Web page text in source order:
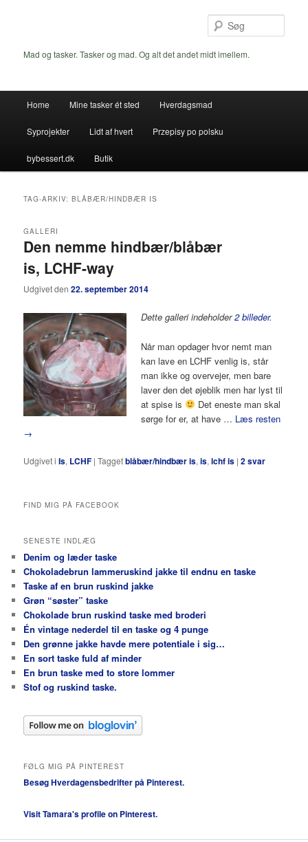
indhold
indholdMad og tasker. Tasker og mad. Og alt det andet midt imellem.
Home Mine tasker ét sted Hverdagsmad
Syprojekter Lidt af hvert Przepisy po polsku
bybessert.dk Butik
TAG-ARKIV:BLÅBÆR/HINDBÆR IS
Den nemme hindbær/blåbær
is, LCHF-way
GALLERI
Udgivet den22. september 2014
Dette galleri indeholder2 billeder.
Når man opdager hvor nemt man
kan lave en LCHF venlig is, står
man ikke og overvejer, men bare
laver den det øjeblik men har lyst til
at spise is
Det eneste man skal
sørge for er, at have … Læs resten
→
Udgivet i Is, LCHF |Taggetblåbær/hindbær is,is,lchf is |2svar
FIND MIG PÅ FACEBOOK
SENESTE INDLÆG
Denim og læder taske
Chokoladebrun lammeruskind jakke til endnu en taske
Taske af en brun ruskind jakke
Grøn “søster” taske
Chokolade brun ruskind taske med broderi
Én vintage nederdel til en taske og 4 punge
Den grønne jakke havde mere potentiale i sig…
En sort taske fuld af minder
En brun taske med to store lommer
Stof og ruskind taske.
FØLG MIG PÅ PINTEREST
Besøg Hverdagensbedrifter på Pinterest.
Visit Tamara's profile on Pinterest.